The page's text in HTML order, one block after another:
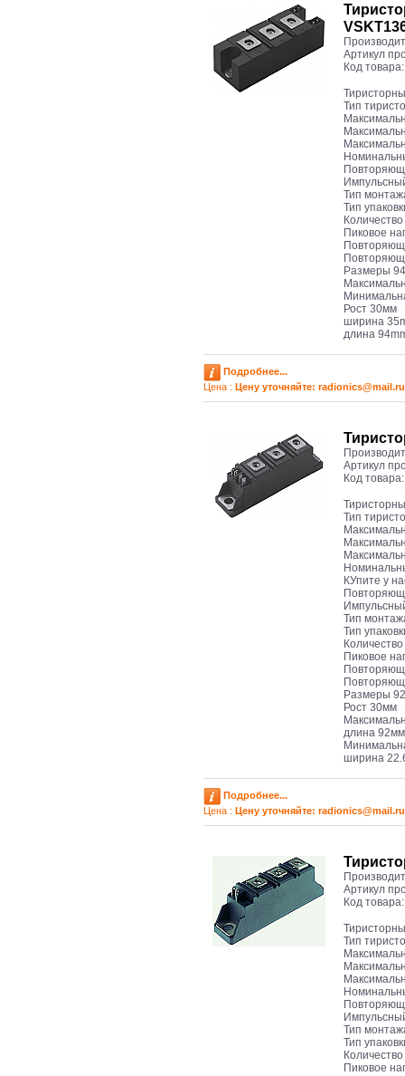
Артикул
Код
Тип
Тип
Тип
Пиковое
Размеры
Рост 30мм
ширина
длина
Подробнее...
Цена : Цену уточняйте: radioniсs@mail.ru
Артикул
Код
Тип
КУпите у
Тип
Тип
Пиковое
Размеры
Рост 30мм
длина 92мм
ширина
Подробнее...
Цена : Цену уточняйте: radioniсs@mail.ru
Артикул
Код
Тип
Тип
Тип
Пиковое